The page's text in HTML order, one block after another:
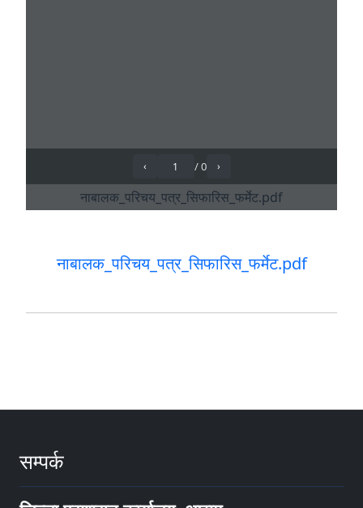
नाबालक_परिचय_पत्र_सिफारिस_फर्मेट.pdf
सम्पर्क